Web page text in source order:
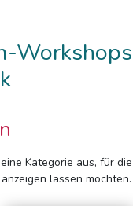
Kategorie aus, für
lassen möchten.